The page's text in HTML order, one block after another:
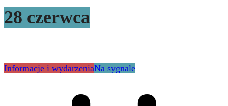
28 czerwca
Informacje i wydarzeniaNa sygnale